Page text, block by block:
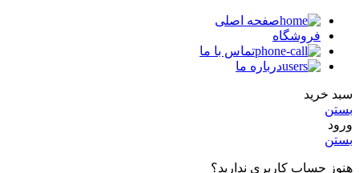
صفحه اصلی
فروشگاه
تماس با ما
درباره ما
سبد خرید
بستن
ورود
بستن
هنوز حساب کاربری ندارید؟